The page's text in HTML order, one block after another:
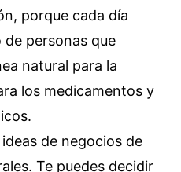
porque cada día
de personas que
natural para la
los medicamentos y
de negocios de
Te puedes decidir